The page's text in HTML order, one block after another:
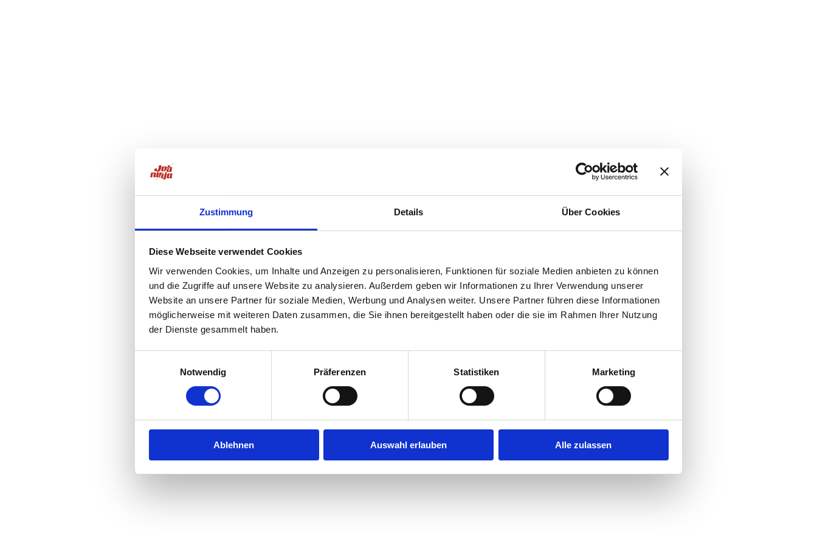
Zustimmung Details Über Cookies
Diese Webseite verwendet Cookies
Wir verwenden Cookies, um Inhalte und Anzeigen zu personalisieren, Funktionen für soziale Medien anbieten zu können
und die Zugriffe auf unsere Website zu analysieren. Außerdem geben wir Informationen zu Ihrer Verwendung unserer
Website an unsere Partner für soziale Medien, Werbung und Analysen weiter. Unsere Partner führen diese Informationen
möglicherweise mit weiteren Daten zusammen, die Sie ihnen bereitgestellt haben oder die sie im Rahmen Ihrer Nutzung
der Dienste gesammelt haben.
Notwendig
Präferenzen Statistiken Marketing
Ablehnen Auswahl erlauben Alle zulassen
Application error: aclient-side exception has occurred while loadingjobninja.com(see the browser consolefor more information).